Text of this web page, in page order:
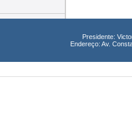
Presidente:
Endereço: Av.